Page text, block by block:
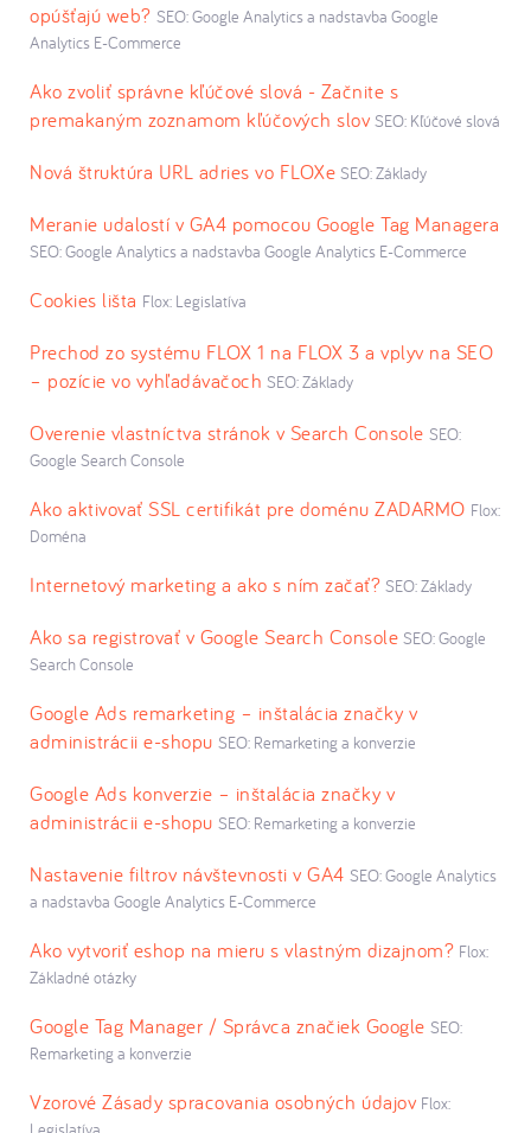
opúšťajú web? SEO: Google Analytics a nadstavba Google
Analytics E-Commerce
Ako zvoliť správne kľúčové slová - Začnite s
premakaným zoznamom kľúčových slov SEO: Kľúčové slová
Nová štruktúra URL adries vo FLOXe SEO: Základy
Meranie udalostí v GA4 pomocou Google Tag Managera
SEO: Google Analytics a nadstavba Google Analytics E-Commerce
Cookies lišta Flox: Legislatíva
Prechod zo systému FLOX 1 na FLOX 3 a vplyv na SEO
– pozície vo vyhľadávačoch SEO: Základy
Overenie vlastníctva stránok v Search Console SEO:
Google Search Console
Ako aktivovať SSL certifikát pre doménu ZADARMO Flox:
Doména
Internetový marketing a ako s ním začať? SEO: Základy
Ako sa registrovať v Google Search Console SEO: Google
Search Console
Google Ads remarketing – inštalácia značky v
administrácii e-shopu SEO: Remarketing a konverzie
Google Ads konverzie – inštalácia značky v
administrácii e-shopu SEO: Remarketing a konverzie
Nastavenie filtrov návštevnosti v GA4 SEO: Google Analytics
a nadstavba Google Analytics E-Commerce
Ako vytvoriť eshop na mieru s vlastným dizajnom? Flox:
Základné otázky
Google Tag Manager / Správca značiek Google SEO:
Remarketing a konverzie
Vzorové Zásady spracovania osobných údajov Flox: